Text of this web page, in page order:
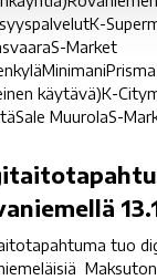
Market
käytävä)K-
MuurolaS-
tuo